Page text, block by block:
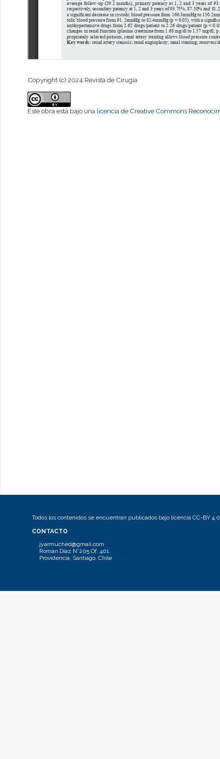
Copyright (c) 2024 Revista de Cirugía
Este obra está bajo una licencia de Creative Commons
Todos los contenidos se encuentran publicados bajo licencia CC-BY 4.0
CONTACTO
jyarmuched@gmail.com
Román Díaz N°205 Of. 401.
Providencia, Santiago, Chile